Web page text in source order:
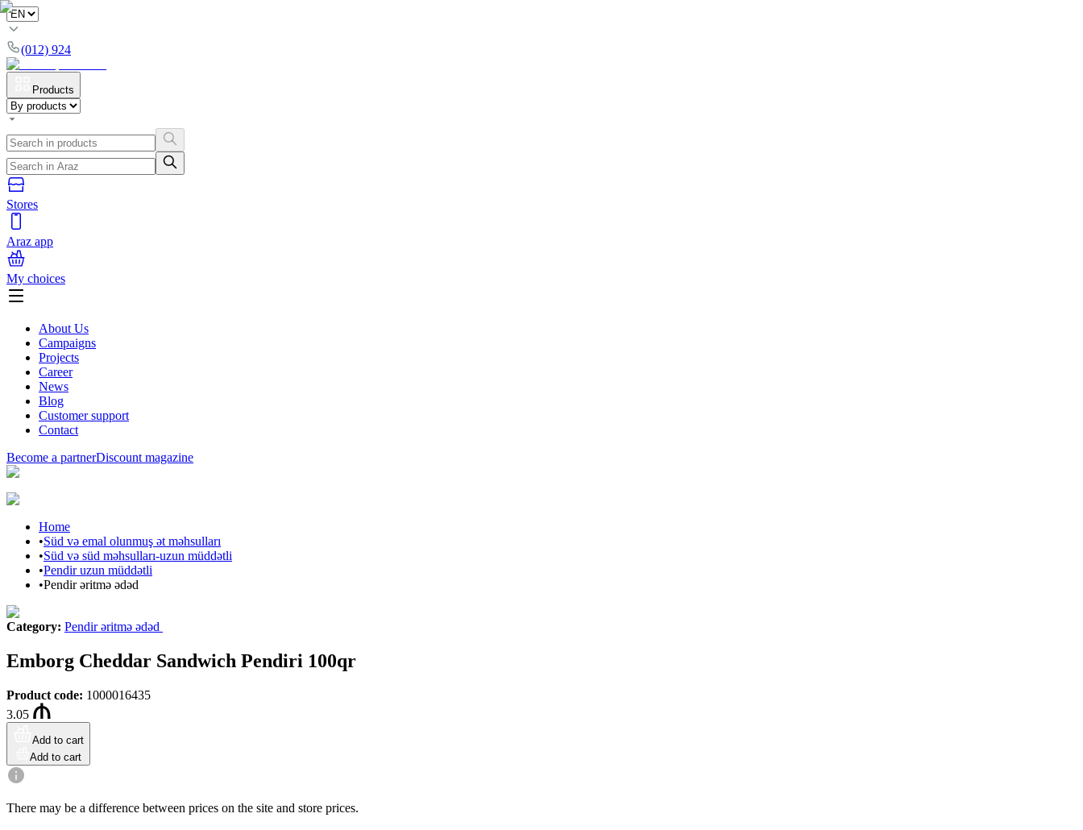
(012) 924
Products
Stores
Araz app
My choices
About Us
Campaigns
Projects
Career
News
Blog
Customer support
Contact
Become a partnerDiscount magazine
Home
•Süd və emal olunmuş ət məhsulları
•Süd və süd məhsulları-uzun müddətli
•Pendir uzun müddətli
•Pendir əritmə ədəd
Category: Pendir əritmə ədəd
Emborg Cheddar Sandwich Pendiri 100qr
Product code: 1000016435
3.05
Add to cart
Add to cart
There may be a difference between prices on the site and store prices.